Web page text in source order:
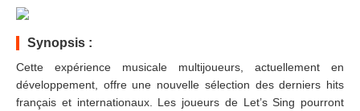
Synopsis :
Cette expérience musicale multijoueurs, actuellement en
développement, offre une nouvelle sélection des derniers hits
français et internationaux. Les joueurs de Let’s Sing pourront